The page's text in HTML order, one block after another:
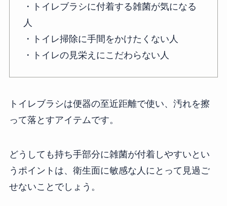
・トイレブラシに付着する雑菌が気になる
人
・トイレ掃除に手間をかけたくない人
・トイレの見栄えにこだわらない人
トイレブラシは便器の至近距離で使い、汚れを擦
って落とすアイテムです。
どうしても持ち手部分に雑菌が付着しやすいとい
うポイントは、衛生面に敏感な人にとって見過ご
せないことでしょう。